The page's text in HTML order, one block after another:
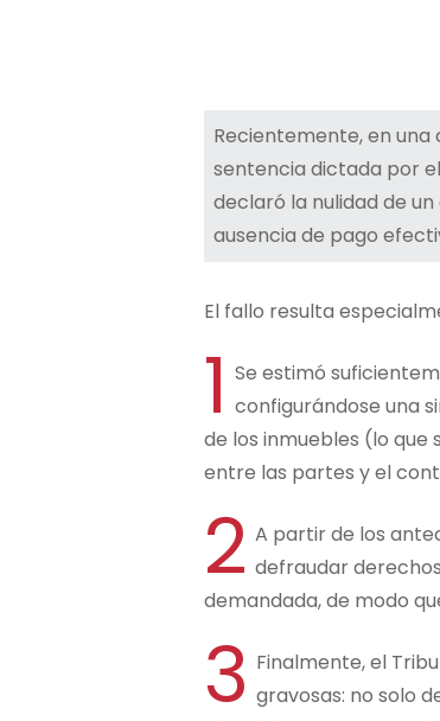
Recientemente, en
sentencia dictada por
declaró la nulidad de
ausencia de pago
El fallo resulta
1 Se estimó
configurándose una
de los inmuebles (lo
entre las partes y el
2 A partir de los
defraudar
demandada, de modo
3 Finalmente, el
gravosas: no solo